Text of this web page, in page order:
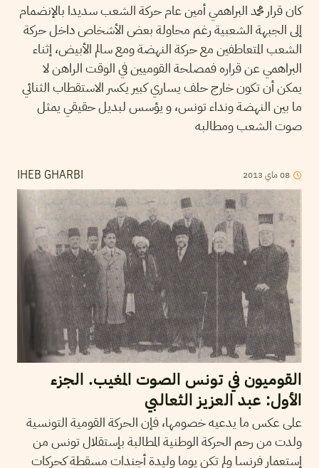
كان قرار محمد البراهمي أمين عام حركة الشعب سديدا بالإنضمام
إلى الجبهة الشعبية رغم محاولة بعض الأشخاص داخل حركة
الشعب المتعاطفين مع حركة النهضة ومع سالم الأبيض، إثناء
البراهمي عن قراره فمصلحة القوميين في الوقت الراهن لا
يمكن أن تكون خارج حلف يساري كبير يكسر الاستقطاب الثنائي
ما بين النهضة ونداء تونس، و يؤسس لبديل حقيقي يمثل
صوت الشعب ومطالبه
IHEB GHARBI 08ماي 2013
القوميون في تونس الصوت المغيب. الجزء
الأول: عبد العزيز الثعالبي
على عكس ما يدعيه خصومها، فإن الحركة القومية التونسية
ولدت من رحم الحركة الوطنية المطالبة بإستقلال تونس من
إستعمار فرنسا ولم تكن يوما وليدة أجندات مسقطة كحركات